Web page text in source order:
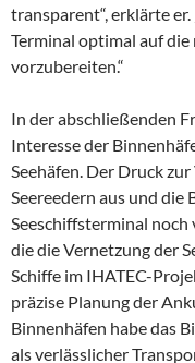
transparent“, erklärte
Terminal optimal auf
vorzubereiten.“
In der abschließenden
Interesse der
Seehäfen. Der Druck
Seereedern aus und die
Seeschiffsterminal
die die Vernetzung der
Schiffe im IHATEC-
präzise Planung der
Binnenhäfen habe das
als verlässlicher